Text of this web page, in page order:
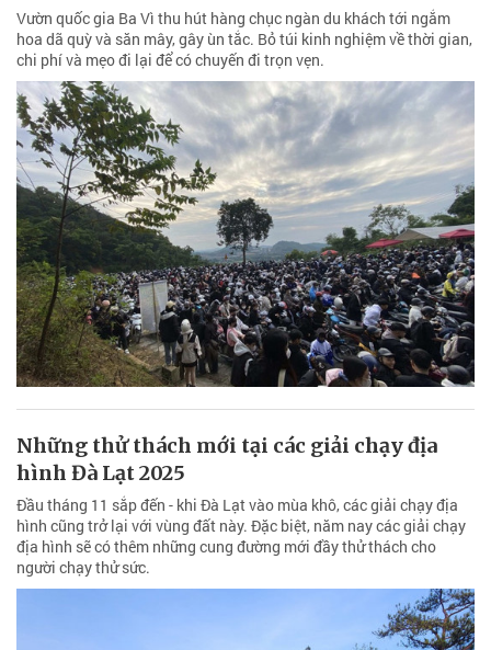
Vườn quốc gia Ba Vì thu hút hàng chục ngàn du khách tới ngắm
hoa dã quỳ và săn mây, gây ùn tắc. Bỏ túi kinh nghiệm về thời gian,
chi phí và mẹo đi lại để có chuyến đi trọn vẹn.
Những thử thách mới tại các giải chạy địa
hình Đà Lạt 2025
Đầu tháng 11 sắp đến - khi Đà Lạt vào mùa khô, các giải chạy địa
hình cũng trở lại với vùng đất này. Đặc biệt, năm nay các giải chạy
địa hình sẽ có thêm những cung đường mới đầy thử thách cho
người chạy thử sức.